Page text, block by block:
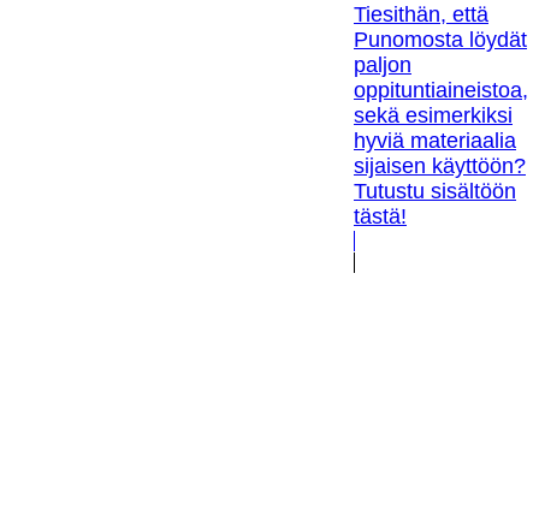
Tiesithän, että
Punomosta löydät
paljon
oppituntiaineistoa,
sekä esimerkiksi
hyviä materiaalia
sijaisen käyttöön?
Tutustu sisältöön
tästä!